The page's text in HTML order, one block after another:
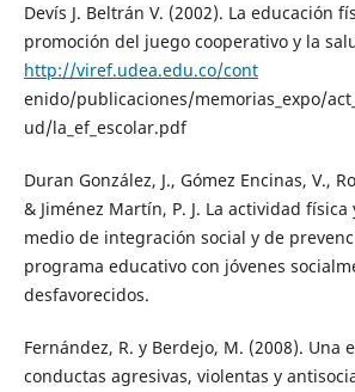
Devís J. Beltrán V. (2002). La educación
promoción del juego cooperativo y la
http://viref.udea.edu.co/cont
enido/publicaciones/memorias_expo/
ud/la_ef_escolar.pdf
Duran González, J., Gómez Encinas, V.,
& Jiménez Martín, P. J. La actividad
medio de integración social y de
programa educativo con jóvenes
desfavorecidos.
Fernández, R. y Berdejo, M. (2008). Una
conductas agresivas, violentas y